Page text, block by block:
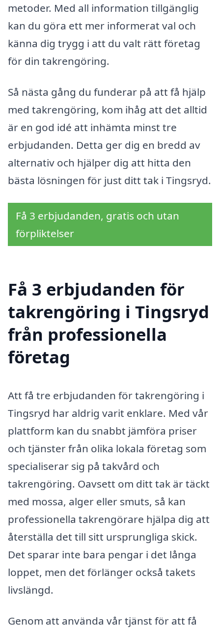
metoder. Med all information tillgänglig
kan du göra ett mer informerat val och
känna dig trygg i att du valt rätt företag
för din takrengöring.
Så nästa gång du funderar på att få hjälp
med takrengöring, kom ihåg att det alltid
är en god idé att inhämta minst tre
erbjudanden. Detta ger dig en bredd av
alternativ och hjälper dig att hitta den
bästa lösningen för just ditt tak i Tingsryd.
Få 3 erbjudanden, gratis och utan
förpliktelser
Få 3 erbjudanden för
takrengöring i Tingsryd
från professionella
företag
Att få tre erbjudanden för takrengöring i
Tingsryd har aldrig varit enklare. Med vår
plattform kan du snabbt jämföra priser
och tjänster från olika lokala företag som
specialiserar sig på takvård och
takrengöring. Oavsett om ditt tak är täckt
med mossa, alger eller smuts, så kan
professionella takrengörare hjälpa dig att
återställa det till sitt ursprungliga skick.
Det sparar inte bara pengar i det långa
loppet, men det förlänger också takets
livslängd.
Genom att använda vår tjänst för att få